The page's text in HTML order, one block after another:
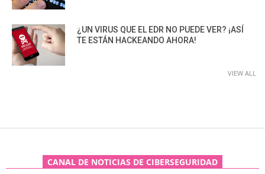
¿UN VIRUS QUE EL EDR NO PUEDE VER? ¡ASÍ
TE ESTÁN HACKEANDO AHORA!
VIEW ALL
CANAL DE NOTICIAS DE CIBERSEGURIDAD